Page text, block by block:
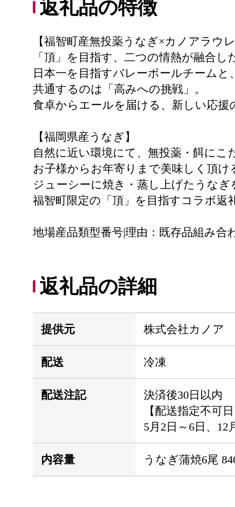
返礼品の特徴
【福智町産無投薬うなぎ×カノアラウ
「頂」を目指す、二つの情熱が融合し
日本一を目指すバレーボールチームと
共通するのは「高みへの挑戦」。
食卓からエールを届ける、新しい応援
【福岡県産うなぎ】
自然に近い環境にて、無投薬・餌にこ
お子様からお年寄りまで美味しく頂け
ジューシーに焼き・蒸し上げたうな
福智町限定の「頂」を目指すコラボ返
地場産品類型番号|理由：既存品組み
返礼品の詳細
提供元 株式会社カノア
配送 冷凍
配送注記
決済後30日以内
【配送指定不可日
5月2日～6日、12
内容量 うなぎ蒲焼6尾